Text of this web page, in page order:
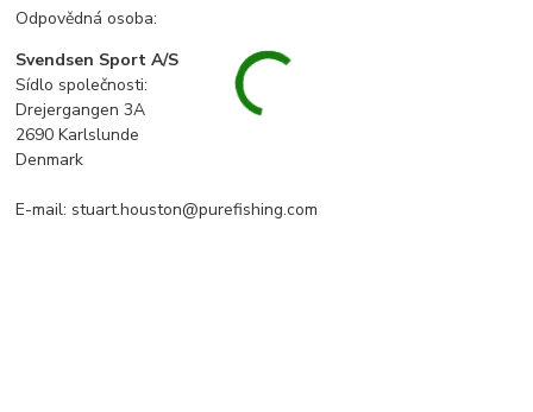
Odpovědná osoba:
Svendsen Sport A/S
Sídlo společnosti:
Drejergangen 3A
2690 Karlslunde
Denmark
E-mail: stuart.houston@purefishing.com